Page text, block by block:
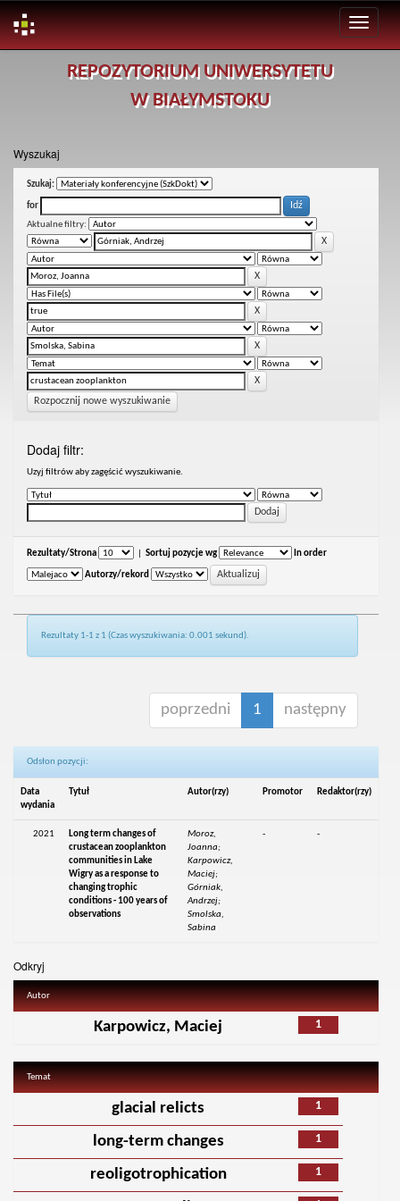
REPOZYTORIUM UNIWERSYTETU
W BIAŁYMSTOKU
Wyszukaj
Szukaj:
for
Aktualne filtry:
Rozpocznij nowe wyszukiwanie
Dodaj filtr:
Uzyj filtrów aby zagęścić wyszukiwanie.
Rezultaty/Strona Sortuj pozycje wg In order
Autorzy/rekord
Rezultaty 1-1 z 1 (Czas wyszukiwania: 0.001 sekund).
poprzedni 1 następny
Odsłon pozycji:
Data
wydania
Tytuł Autor(rzy) Promotor Redaktor(rzy)
2021
Long term changes of
crustacean zooplankton
communities in Lake
Wigry as a response to
changing trophic
conditions - 100 years of
observations
Moroz,
Joanna;
Karpowicz,
Maciej;
Górniak,
Andrzej;
Smolska,
Sabina
- -
Odkryj
Autor
1
Karpowicz, Maciej
Temat
1
glacial relicts
1
long-term changes
1
reoligotrophication